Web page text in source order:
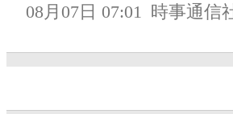
08月07日 07:01 時事通信